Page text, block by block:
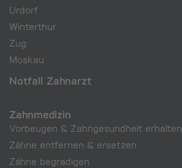
Urdorf
Winterthur
Zug
Moskau
Notfall Zahnarzt
Zahnmedizin
Vorbeugen & Zahngesundheit erhalten
Zähne entfernen & ersetzen
Zähne begradigen